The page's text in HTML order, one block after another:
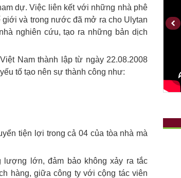
dự. Việc liên kết với những nhà phê
và trong nước đã mở ra cho Ulytan
nghiên cứu, tạo ra những bản dịch
Nam thành lập từ ngày 22.08.2008
tố tạo nên sự thành công như:
tiện lợi trong cả 04 của tòa nhà mà
lượng lớn, đảm bảo không xảy ra tắc
hàng, giữa công ty với cộng tác viên